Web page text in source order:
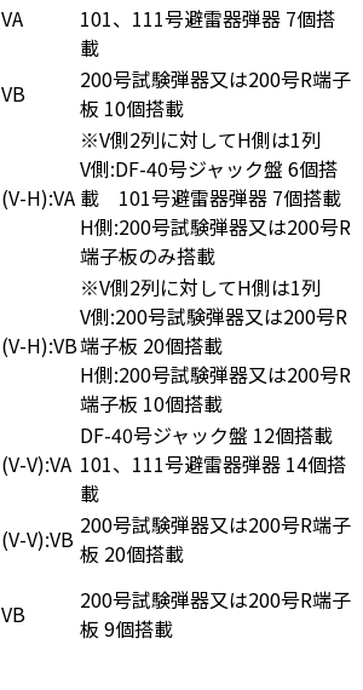
VA
101、111号避雷器弾器 7個搭
載
VB
200号試験弾器又は200号R端子
板 10個搭載
(V-H):VA
※V側2列に対してH側は1列
V側:DF-40号ジャック盤 6個搭
載 101号避雷器弾器 7個搭載
H側:200号試験弾器又は200号R
端子板のみ搭載
(V-H):VB
※V側2列に対してH側は1列
V側:200号試験弾器又は200号R
端子板 20個搭載
H側:200号試験弾器又は200号R
端子板 10個搭載
(V-V):VA
DF-40号ジャック盤 12個搭載
101、111号避雷器弾器 14個搭
載
(V-V):VB 200号試験弾器又は200号R端子
板 20個搭載
VB
200号試験弾器又は200号R端子
板 9個搭載